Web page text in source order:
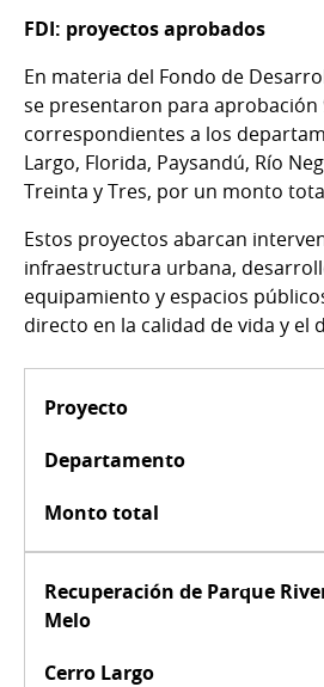
FDI: proyectos aprobados
En materia del Fondo de
se presentaron para aprobación
correspondientes a los
Largo, Florida, Paysandú, Río
Treinta y Tres, por un monto
Estos proyectos abarcan
infraestructura urbana,
equipamiento y espacios
directo en la calidad de vida y el
Proyecto
Departamento
Monto total
Recuperación de Parque
Melo
Cerro Largo